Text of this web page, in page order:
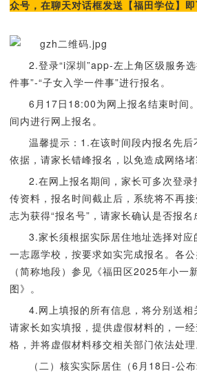
众号，在聊天对话框发送【福田学位】即
2.登录“i深圳”app-左上角区级服务
件事”-“子女入学一件事”进行报名。
6月17日18:00为网上报名结束时间
间内进行网上报名。
温馨提示：1.在该时间段内报名先
依据，请家长错峰报名，以免造成网络堵
2.在网上报名期间，家长可多次登
传资料，报名时间截止后，系统将不再
志为获得“报名号”，请家长确认是否报名
3.家长须根据实际居住地址选择对
一志愿学校，按要求如实完成报名。各
（简称地段）参见《福田区2025年小一
图》。
4.网上填报的所有信息，将分别送相
请家长如实填报，提供虚假材料的，一
格，并将虚假材料移交相关部门依法处理
（二）核实实际居住（6月18日-公布